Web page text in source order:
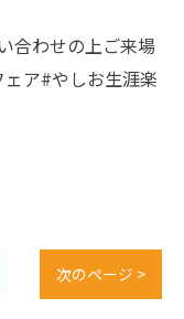
合わせの上ご来場
ア#やしお生涯楽
次のページ >